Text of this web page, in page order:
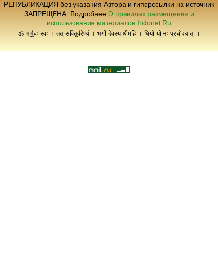
РЕПУБЛИКАЦИЯ без указания Автора и гиперссылки на источник
ЗАПРЕЩЕНА. Подробнее О правилах размещения и
использования материалов Indonet.Ru
ॐ भूर्भुवः स्वः । तत् सवितुर्वरेण्यं । भर्गो देवस्य धीमहि । धियो यो नः प्रचोदयात् ॥